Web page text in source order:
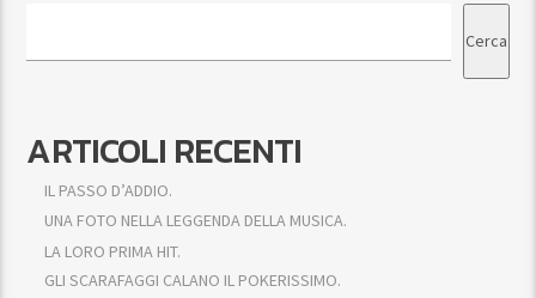
Cerca
ARTICOLI RECENTI
IL PASSO D’ADDIO.
UNA FOTO NELLA LEGGENDA DELLA MUSICA.
LA LORO PRIMA HIT.
GLI SCARAFAGGI CALANO IL POKERISSIMO.